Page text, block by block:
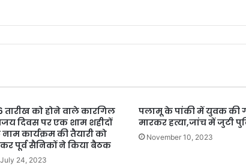
तारीख को होने वाले कारगिल
दिवस पर एक शाम शहीदों
कार्यक्रम की तैयारी को
पूर्व सैनिकों ने किया बैठक
July 24, 2023
पलामू के पांकी में युवक की
मारकर हत्या,जांच में जुटी
November 10, 2023